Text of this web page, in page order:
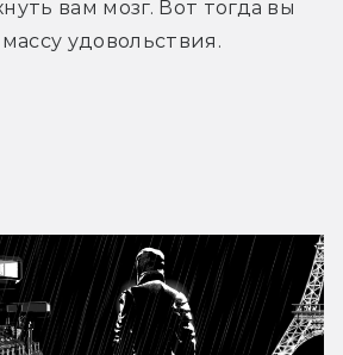
вам мозг. Вот тогда вы
удовольствия.